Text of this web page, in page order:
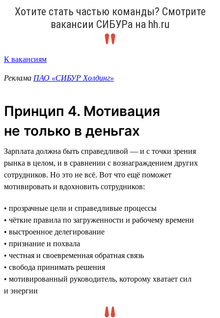
Хотите стать частью команды? Смотрите
вакансии СИБУРа на hh.ru
К вакансиям
Реклама ПАО «СИБУР Холдинг»
Принцип 4. Мотивация
не только в деньгах
Зарплата должна быть справедливой — и с точки зрения
рынка в целом, и в сравнении с вознаграждением других
сотрудников. Но это не всё. Вот что ещё поможет
мотивировать и вдохновить сотрудников:
• прозрачные цели и справедливые процессы
• чёткие правила по загруженности и рабочему времени
• выстроенное делегирование
• признание и похвала
• честная и своевременная обратная связь
• свобода принимать решения
• мотивированный руководитель, которому хватает сил
и энергии